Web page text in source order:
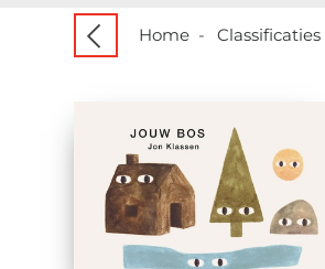
Home - Classificaties